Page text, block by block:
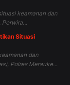
keamanan dan
Perwira...
Situasi
dan
Polres Merauke...